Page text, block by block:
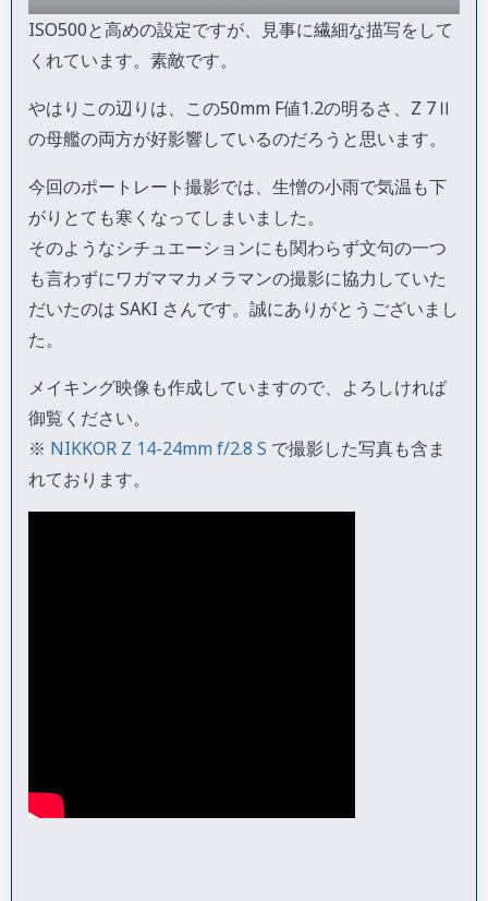
ISO500と高めの設定ですが、見事に繊細な描写をして
くれています。素敵です。
やはりこの辺りは、この50mm F値1.2の明るさ、Z 7Ⅱ
の母艦の両方が好影響しているのだろうと思います。
今回のポートレート撮影では、生憎の小雨で気温も下
がりとても寒くなってしまいました。
そのようなシチュエーションにも関わらず文句の一つ
も言わずにワガママカメラマンの撮影に協力していた
だいたのは SAKI さんです。誠にありがとうございまし
た。
メイキング映像も作成していますので、よろしければ
御覧ください。
※ NIKKOR Z 14-24mm f/2.8 S で撮影した写真も含ま
れております。